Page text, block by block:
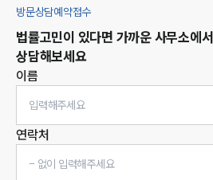
방문상담예약접수
법률고민이 있다면 가까운 사무소에서
상담해보세요
이름
연락처